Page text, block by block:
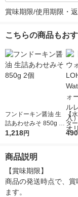
賞味期限/使用期限・
こちらの商品もお
フンドーキン醤油 生
詰あわせみそ 850g 2
個
1,218円
【
タ
r（
490
商品説明
【賞味期限】
商品の発送時点で、
ます。